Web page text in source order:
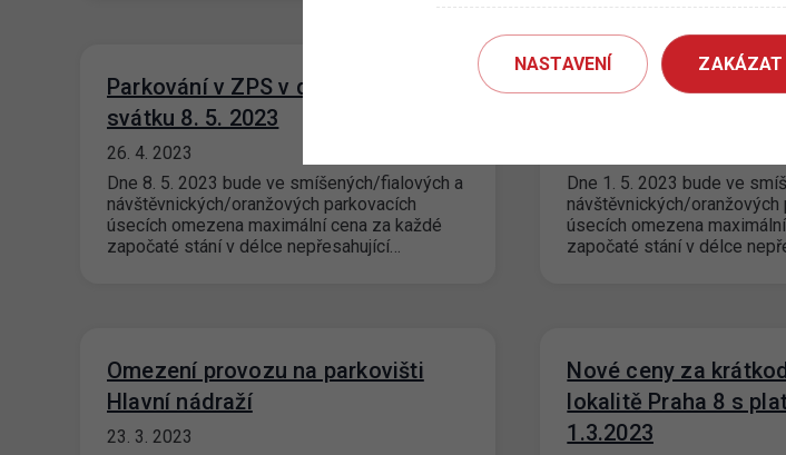
Parkování v ZPS v den státního
svátku 8. 5. 2023
26. 4. 2023
Dne 8. 5. 2023 bude ve smíšených/fialových a
návštěvnických/oranžových parkovacích
úsecích omezena maximální cena za každé
započaté stání v délce nepřesahující…
Parkování v ZPS v
Dne 1. 5. 2023 bude ve
návštěvnických/oranžových
úsecích omezena
započaté stání v délce
Omezení provozu na parkovišti
Hlavní nádraží
23. 3. 2023
Nové ceny za
lokalitě Praha 8 s
1.3.2023
NASTAVENÍ ZAKÁZAT